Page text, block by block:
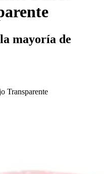
mayoría de
Transparente